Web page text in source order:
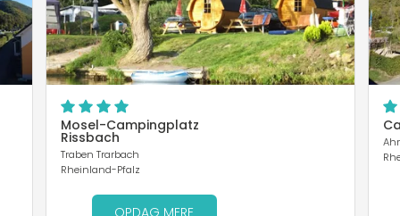
Mosel-Campingplatz
Rissbach
Traben Trarbach
Rheinland-Pfalz
OPDAG MERE